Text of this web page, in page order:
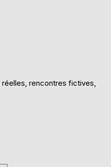
rencontres fictives,